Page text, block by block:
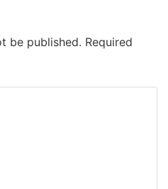
be published. Required